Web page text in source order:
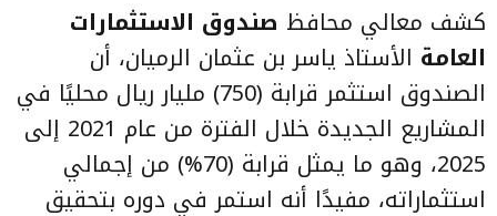
كشف معالي محافظ صندوق الاستثمارات
العامة الأستاذ ياسر بن عثمان الرميان، أن
الصندوق استثمر قرابة (750) مليار ريال محليًا في
المشاريع الجديدة خلال الفترة من عام 2021 إلى
2025، وهو ما يمثل قرابة (70%) من إجمالي
استثماراته، مفيدًا أنه استمر في دوره بتحقيق